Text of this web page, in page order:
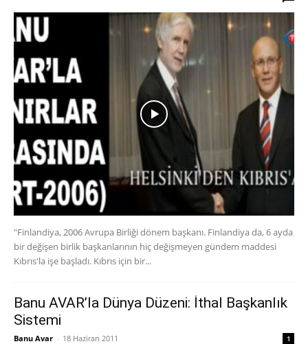
"Finlandiya, 2006 Avrupa Birliği dönem başkanı. Finlandiya da, 6 ayda
bir değişen birlik başkanlarının hiç değişmeyen gündem maddesi
Kıbrıs'la işe başladı. Kıbrıs için bir...
Banu AVAR’la Dünya Düzeni: İthal Başkanlık
Sistemi
Banu Avar - 18 Haziran 2011 1